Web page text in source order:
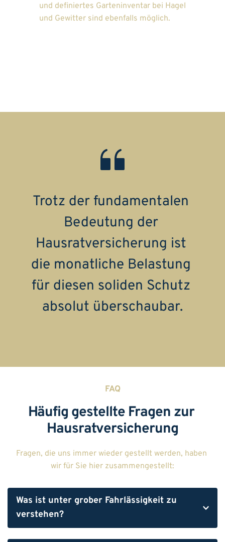
und definiertes Garteninventar bei Hagel
und Gewitter sind ebenfalls möglich.
Trotz der fundamentalen
Bedeutung der
Hausratversicherung ist
die monatliche Belastung
für diesen soliden Schutz
absolut überschaubar.
FAQ
Häufig gestellte Fragen zur
Hausratversicherung
Fragen, die uns immer wieder gestellt werden, haben
wir für Sie hier zusammengestellt:
Was ist unter grober Fahrlässigkeit zu
verstehen?
Grob fahrlässig handeln Sie, wenn Sie unüberlegt